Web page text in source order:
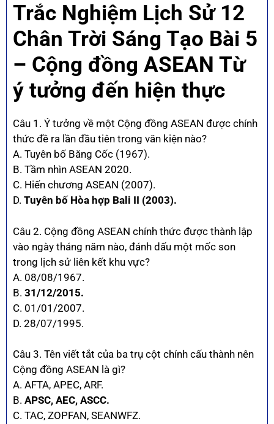
Trắc Nghiệm Lịch Sử 12
Chân Trời Sáng Tạo Bài 5
– Cộng đồng ASEAN Từ
ý tưởng đến hiện thực
Câu 1. Ý tưởng về một Cộng đồng ASEAN được chính
thức đề ra lần đầu tiên trong văn kiện nào?
A. Tuyên bố Băng Cốc (1967).
B. Tầm nhìn ASEAN 2020.
C. Hiến chương ASEAN (2007).
D. Tuyên bố Hòa hợp Bali II (2003).
Câu 2. Cộng đồng ASEAN chính thức được thành lập
vào ngày tháng năm nào, đánh dấu một mốc son
trong lịch sử liên kết khu vực?
A. 08/08/1967.
B. 31/12/2015.
C. 01/01/2007.
D. 28/07/1995.
Câu 3. Tên viết tắt của ba trụ cột chính cấu thành nên
Cộng đồng ASEAN là gì?
A. AFTA, APEC, ARF.
B. APSC, AEC, ASCC.
C. TAC, ZOPFAN, SEANWFZ.